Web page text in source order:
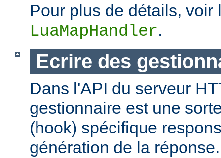
Pour plus de détails, voir
LuaMapHandler.
Ecrire des
Dans l'API du serveur
gestionnaire est une
(hook) spécifique
génération de la